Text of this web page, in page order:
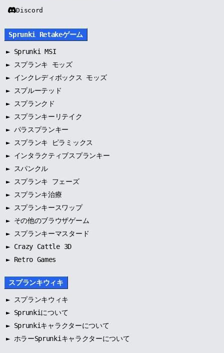
Discord
Sprunki Retakeゲーム
► Sprunki MSI
►
スプランキ モッズ
► インクレディボックス モッズ
►
スプルーテッド
►
スプランクド
►
スプランキーリテイク
► パラスプランキー
►
スプランキ ピラミックス
► インタラクティブスプランキー
►
スパンクル
►
スプランキ フェーズ
►
スプランキ治療
►
スプランキースワップ
► その他のブラウザゲーム
►
スプランキーマスタード
► Crazy Cattle 3D
► Retro Games
スプランキウィキ
►
スプランキウィキ
► Sprunkiについて
► Sprunkiキャラクターについて
► ホラーSprunkiキャラクターについて